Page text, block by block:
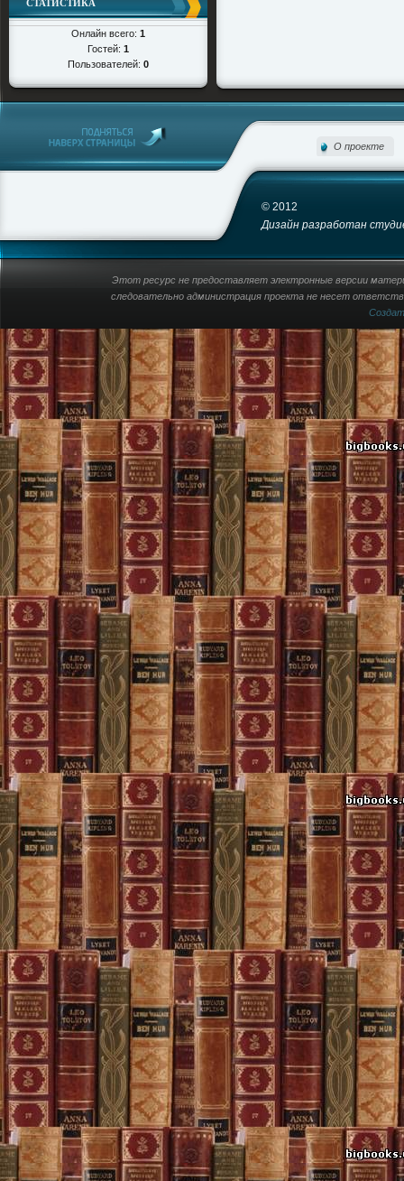
СТАТИСТИКА
Онлайн всего: 1
Гостей: 1
Пользователей: 0
О проекте
© 2012
Дизайн разработан
Этот ресурс не предоставляет электронные версии
следовательно администрация проекта не несет